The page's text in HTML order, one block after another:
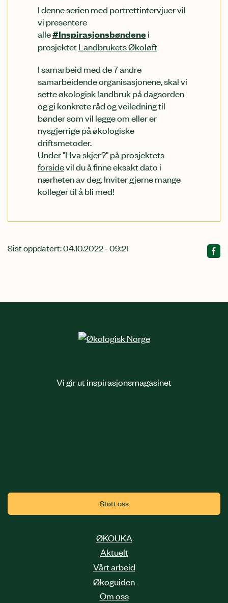
I denne serien med portrettintervjuer vil
vi presentere
alle#Inspirasjonsbøndenei
prosjektetLandbrukets Økoløft
I samarbeid med de 7 andre
samarbeidende organisasjonene, skal vi
sette økologisk landbruk på dagsorden
og gi konkrete råd og veiledning til
bønder som vil legge om eller er
nysgjerrige på økologiske
driftsmetoder.
Under "Hva skjer?" på prosjektets
forsidevil du å finne eksakt dato i
nærheten av deg. Inviter gjerne mange
kolleger til å bli med!
Relatert
Sist oppdatert: 04.10.2022 - 09:21
Vi gir ut inspirasjonsmagasinet
Støtt oss
ØKOUKA
Aktuelt
Vårt arbeid
Økoguiden
Om oss